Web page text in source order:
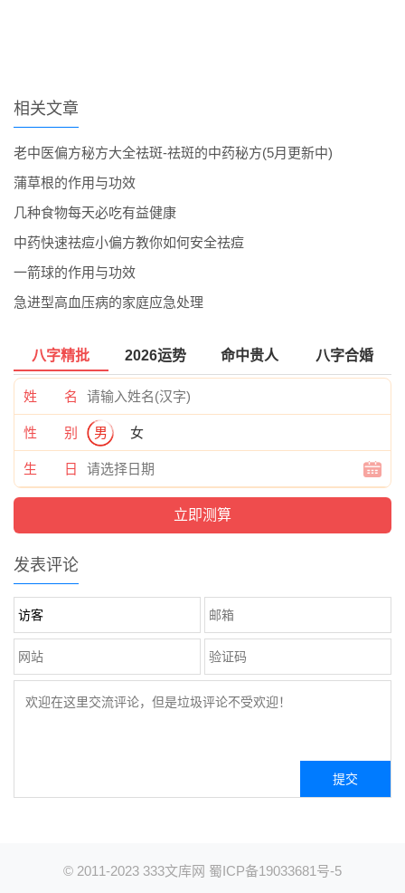
相关文章
老中医偏方秘方大全祛斑-祛斑的中药秘方(5月更新中)
蒲草根的作用与功效
几种食物每天必吃有益健康
中药快速祛痘小偏方教你如何安全祛痘
一箭球的作用与功效
急进型高血压病的家庭应急处理
八字精批 2026运势 命中贵人 八字合婚
姓 名
性 别 男 女
生 日
发表评论
© 2011-2023 333文库网 蜀ICP备19033681号-5